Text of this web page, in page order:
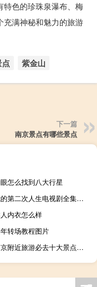
特色的珍珠泉瀑布、梅
充满神秘和魅力的旅游
紫金山
下一篇
南京景点有哪些景点
怎么找到八大行星
我的第二次人生电视剧全集在线观看（第二次人生全集）
内衣怎么样
转场教程图片
南京附近旅游必去十大景点推荐